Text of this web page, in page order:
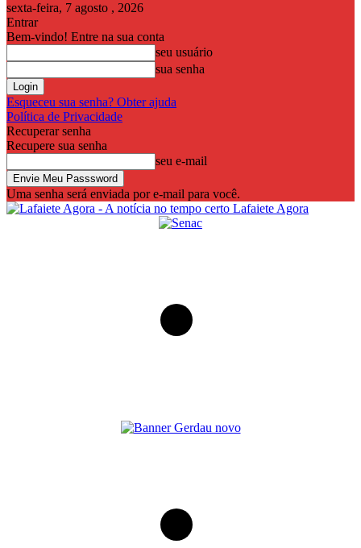
sexta-feira, 7 agosto , 2026
Entrar
Bem-vindo! Entre na sua conta
seu usuário
sua senha
Esqueceu sua senha? Obter ajuda
Política de Privacidade
Recuperar senha
Recupere sua senha
seu e-mail
Uma senha será enviada por e-mail para você.
Lafaiete Agora